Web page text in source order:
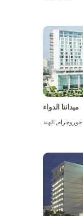
ميدانتا الدواء
جوروجرام,الهند